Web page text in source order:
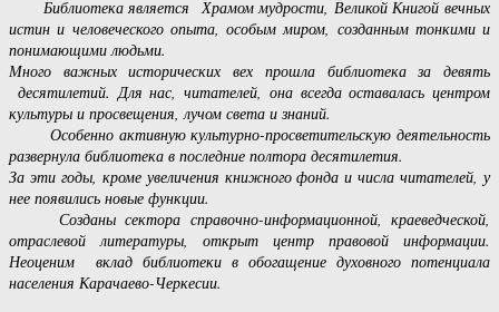
Библиотека является Храмом мудрости, Великой Книгой вечных
истин и человеческого опыта, особым миром, созданным тонкими и
понимающими людьми.
Много важных исторических вех прошла библиотека за девять
десятилетий. Для нас, читателей, она всегда оставалась центром
культуры и просвещения, лучом света и знаний.
Особенно активную культурно-просветительскую деятельность
развернула библиотека в последние полтора десятилетия.
За эти годы, кроме увеличения книжного фонда и числа читателей, у
нее появились новые функции.
Созданы сектора справочно-информационной, краеведческой,
отраслевой литературы, открыт центр правовой информации.
Неоценим вклад библиотеки в обогащение духовного потенциала
населения Карачаево-Черкесии.